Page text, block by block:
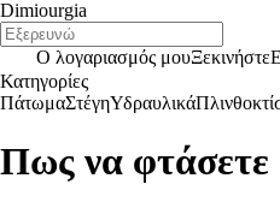
Dimiourgia
Ο λογαριασμός μουΞεκινήστε
Κατηγορίες
ΠάτωμαΣτέγηΥδραυλικά
Πως να φτάσετε